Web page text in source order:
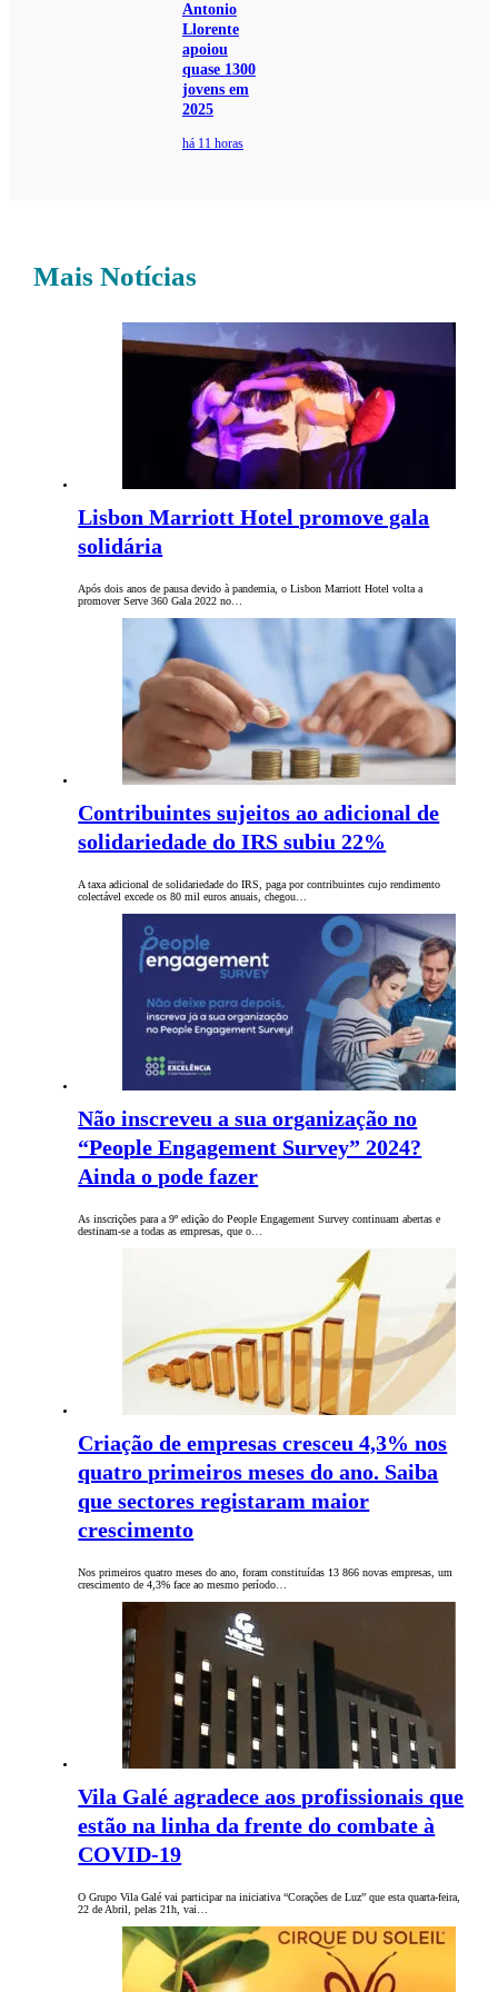
Antonio
Llorente
apoiou
quase 1300
jovens em
2025
há 11 horas
Mais Notícias
Lisbon Marriott Hotel promove gala
solidária
Após dois anos de pausa devido à pandemia, o Lisbon Marriott Hotel volta a
promover Serve 360 Gala 2022 no…
Contribuintes sujeitos ao adicional de
solidariedade do IRS subiu 22%
A taxa adicional de solidariedade do IRS, paga por contribuintes cujo rendimento
colectável excede os 80 mil euros anuais, chegou…
Não inscreveu a sua organização no
“People Engagement Survey” 2024?
Ainda o pode fazer
As inscrições para a 9º edição do People Engagement Survey continuam abertas e
destinam-se a todas as empresas, que o…
Criação de empresas cresceu 4,3% nos
quatro primeiros meses do ano. Saiba
que sectores registaram maior
crescimento
Nos primeiros quatro meses do ano, foram constituídas 13 866 novas empresas, um
crescimento de 4,3% face ao mesmo período…
Vila Galé agradece aos profissionais que
estão na linha da frente do combate à
COVID-19
O Grupo Vila Galé vai participar na iniciativa “Corações de Luz” que esta quarta-feira,
22 de Abril, pelas 21h, vai…